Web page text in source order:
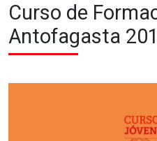
Curso de
Antofagasta